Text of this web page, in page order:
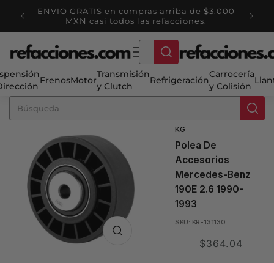
directamente
al contenido
ENVIO GRATIS en compras arriba de $3,000
MXN casi todos las refacciones.
FrenosMotor
Transmisión
y Clutch
Refrigeración
Carrocería
y Colisión
KG
Polea De
Accesorios
Mercedes-Benz
190E 2.6 1990-
1993
SKU: KR-131130
Translation
$364.04